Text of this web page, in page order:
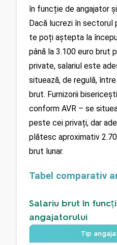
în funcție de angajator
Dacă lucrezi în sectorul
te poți aștepta la
până la 3.100 euro brut
private, salariul este
situează, de regulă,
brut. Furnizorii
conform AVR – se
peste cei privați, dar
plătesc aproximativ
brut lunar.
Tabel comparativ
Salariu brut în
angajatorului
Tip